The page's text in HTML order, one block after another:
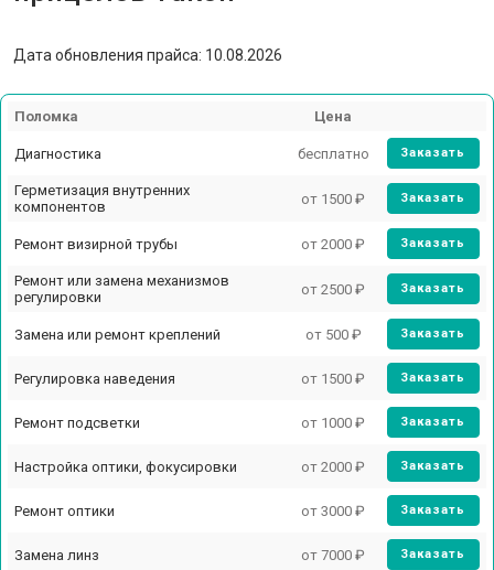
Дата обновления прайса: 10.08.2026
Поломка Цена
Диагностика бесплатно Заказать
Герметизация внутренних
компонентов
от 1500 ₽ Заказать
Ремонт визирной трубы от 2000 ₽ Заказать
Ремонт или замена механизмов
регулировки
от 2500 ₽ Заказать
Замена или ремонт креплений от 500 ₽ Заказать
Регулировка наведения от 1500 ₽ Заказать
Ремонт подсветки от 1000 ₽ Заказать
Настройка оптики, фокусировки от 2000 ₽ Заказать
Ремонт оптики от 3000 ₽ Заказать
Замена линз от 7000 ₽ Заказать